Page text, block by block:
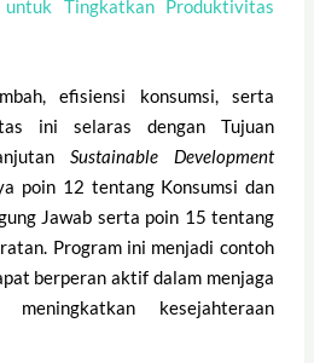
Tingkatkan Produktivitas
efisiensi konsumsi, serta
ini selaras dengan Tujuan
Sustainable Development
poin 12 tentang Konsumsi dan
Jawab serta poin 15 tentang
Program ini menjadi contoh
berperan aktif dalam menjaga
meningkatkan kesejahteraan